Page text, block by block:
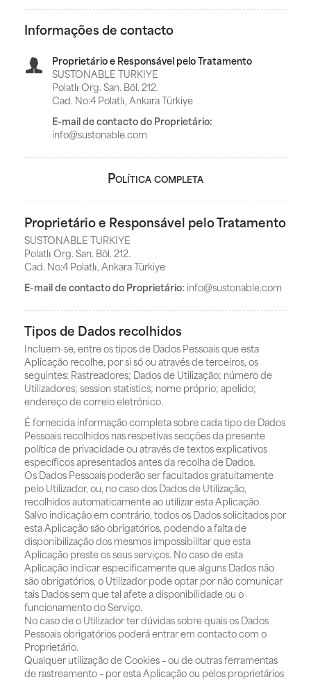
Informações de contacto
Proprietário e Responsável pelo Tratamento
SUSTONABLE TURKIYE
Polatlı Org. San. Böl. 212.
Cad. No:4 Polatlı, Ankara Türkiye
E-mail de contacto do Proprietário:
info@sustonable.com
Política completa
Proprietário e Responsável pelo Tratamento
SUSTONABLE TURKIYE
Polatlı Org. San. Böl. 212.
Cad. No:4 Polatlı, Ankara Türkiye
E-mail de contacto do Proprietário: info@sustonable.com
Tipos de Dados recolhidos
Incluem-se, entre os tipos de Dados Pessoais que esta
Aplicação recolhe, por si só ou através de terceiros, os
seguintes: Rastreadores; Dados de Utilização; número de
Utilizadores; session statistics; nome próprio; apelido;
endereço de correio eletrónico.
É fornecida informação completa sobre cada tipo de Dados
Pessoais recolhidos nas respetivas secções da presente
política de privacidade ou através de textos explicativos
específicos apresentados antes da recolha de Dados.
Os Dados Pessoais poderão ser facultados gratuitamente
pelo Utilizador, ou, no caso dos Dados de Utilização,
recolhidos automaticamente ao utilizar esta Aplicação.
Salvo indicação em contrário, todos os Dados solicitados por
esta Aplicação são obrigatórios, podendo a falta de
disponibilização dos mesmos impossibilitar que esta
Aplicação preste os seus serviços. No caso de esta
Aplicação indicar especificamente que alguns Dados não
são obrigatórios, o Utilizador pode optar por não comunicar
tais Dados sem que tal afete a disponibilidade ou o
funcionamento do Serviço.
No caso de o Utilizador ter dúvidas sobre quais os Dados
Pessoais obrigatórios poderá entrar em contacto com o
Proprietário.
Qualquer utilização de Cookies – ou de outras ferramentas
de rastreamento – por esta Aplicação ou pelos proprietários